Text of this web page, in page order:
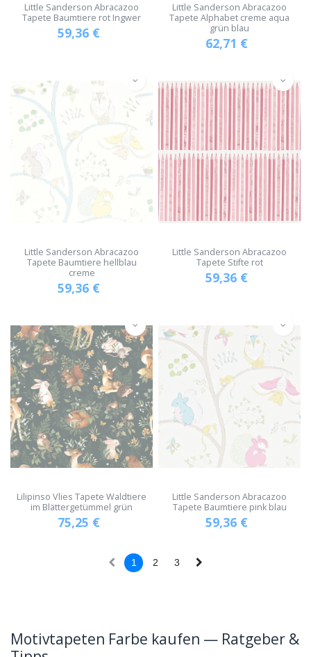
Little Sanderson Abracazoo
Tapete Baumtiere rot Ingwer
59,36 €
Little Sanderson Abracazoo
Tapete Alphabet creme aqua
grün blau
62,71 €
Little Sanderson Abracazoo
Tapete Baumtiere hellblau
creme
59,36 €
Little Sanderson Abracazoo
Tapete Stifte rot
59,36 €
Lilipinso Vlies Tapete Waldtiere
im Blättergetümmel grün
75,25 €
Little Sanderson Abracazoo
Tapete Baumtiere pink blau
59,36 €
1 2 3
Motivtapeten Farbe kaufen — Ratgeber &